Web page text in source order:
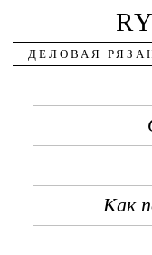
ДЕЛОВАЯ
Как